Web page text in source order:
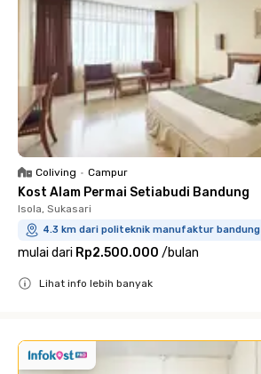
Coliving • Campur
Kost Alam Permai Setiabudi Bandung
Isola, Sukasari
4.3 km dari politeknik manufaktur bandung
mulai dari Rp2.500.000 /bulan
Lihat info lebih banyak